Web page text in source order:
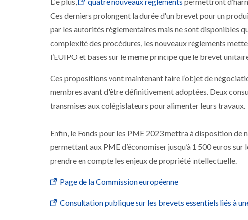
Ces derniers prolongent la durée d'un brevet pour un
par les autorités réglementaires mais ne sont disponibles
complexité des procédures, les nouveaux règlements
l’EUIPO et basés sur le même principe que le brevet
Ces propositions vont maintenant faire l’objet de
membres avant d'être définitivement adoptées. Deux
transmises aux colégislateurs pour alimenter leurs travaux.
Enfin, le Fonds pour les PME 2023 mettra à disposition de
permettant aux PME d’économiser jusqu’à 1 500 euros
prendre en compte les enjeux de propriété intellectuelle.
Page de la Commission européenne
Consultation publique sur les brevets essentiels liés à